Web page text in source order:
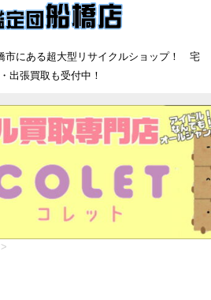
市にある超大型リサイクルショップ！ 宅
出張買取も受付中！
>